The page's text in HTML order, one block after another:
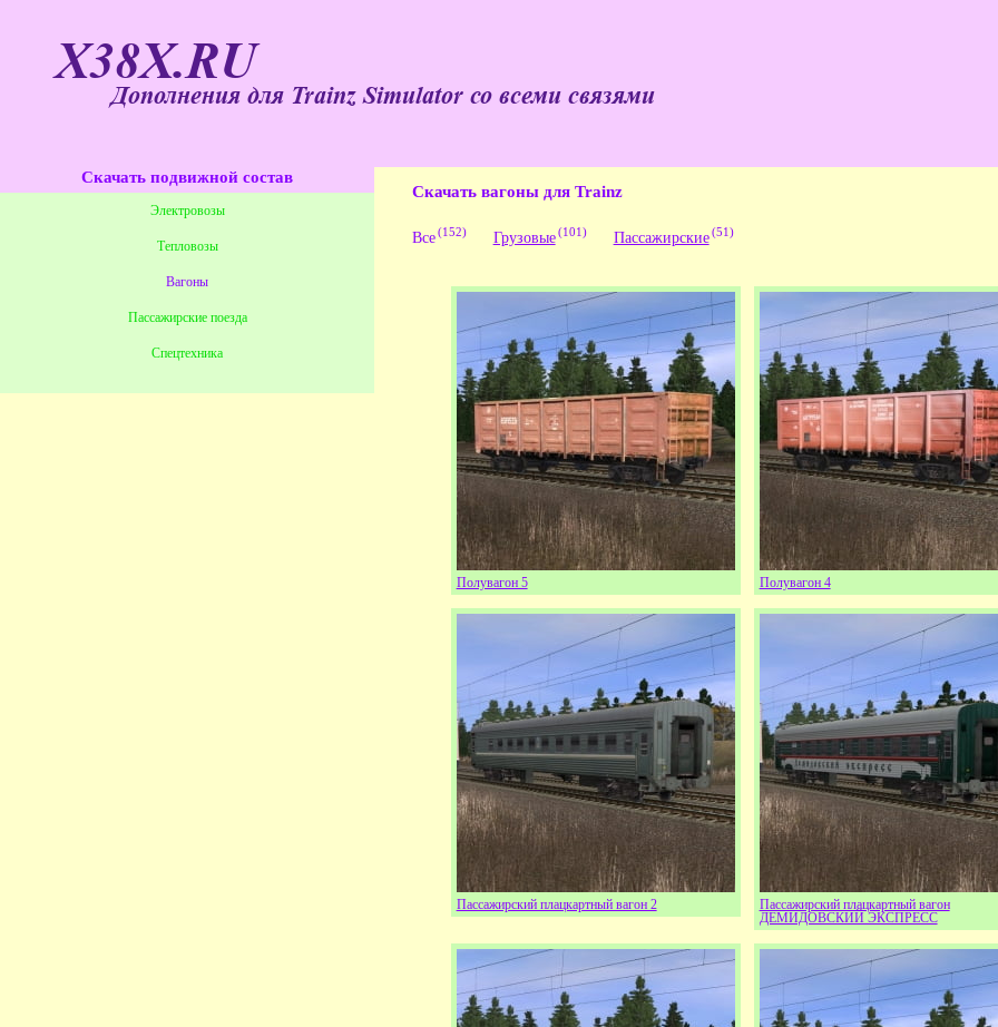
Дополнения для Trainz Simulator со всеми связями
X38X.RU
Скачать вагоны для Trainz
Все (152) Грузовые (101) Пассажирские (51)
Полувагон 5 Полувагон 4
Пассажирский плацкартный вагон 2
Пассажирский плацкартный вагон
ДЕМИДОВСКИЙ ЭКСПРЕСС
Скачать подвижной состав
Электровозы
Тепловозы
Вагоны
Пассажирские поезда
Спецтехника